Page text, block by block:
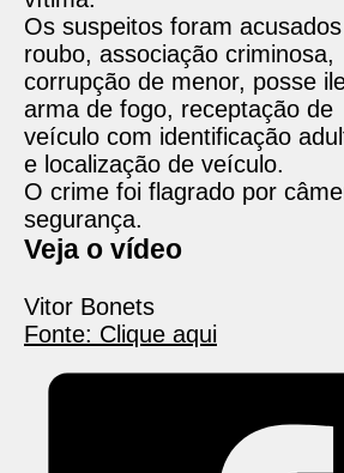
Os suspeitos foram
roubo, associação criminosa,
corrupção de menor, posse
arma de fogo, receptação de
veículo com identificação
e localização de veículo.
O crime foi flagrado por
segurança.
Veja o vídeo
Vitor Bonets
Fonte: Clique aqui